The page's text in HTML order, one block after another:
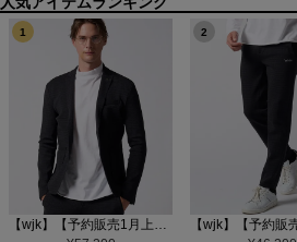
1
【wjk】【予約販売1月上旬～中旬入荷】function knit jacket(jacquard check) ニットジャケット(207 mw08j)
2